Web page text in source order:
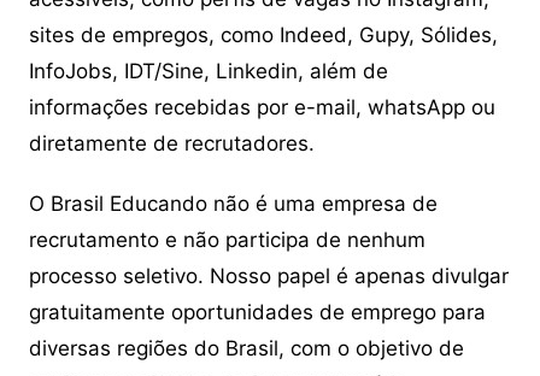
sites de empregos, como Indeed, Gupy, Sólides,
InfoJobs, IDT/Sine, Linkedin, além de
informações recebidas por e-mail, whatsApp ou
diretamente de recrutadores.
O Brasil Educando não é uma empresa de
recrutamento e não participa de nenhum
processo seletivo. Nosso papel é apenas divulgar
gratuitamente oportunidades de emprego para
diversas regiões do Brasil, com o objetivo de